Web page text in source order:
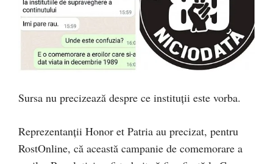
Sursa nu precizează despre ce instituții este vorba.
Reprezentanții Honor et Patria au precizat, pentru
RostOnline, că această campanie de comemorare a